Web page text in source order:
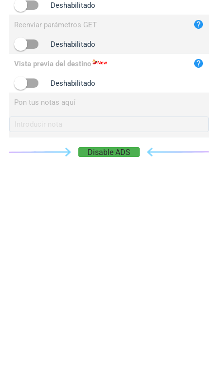
Deshabilitado
Reenviar parámetros GET
Deshabilitado
Vista previa del destino
Deshabilitado
Pon tus notas aquí
Disable ADS